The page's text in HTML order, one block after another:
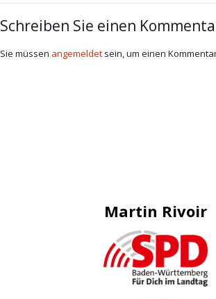
Schreiben Sie einen
Sie müssen angemeldet sein, um einen
Martin Rivoir